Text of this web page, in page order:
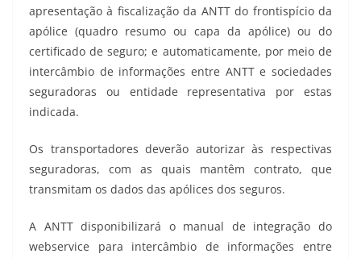
apresentação à fiscalização da ANTT do frontispício da
apólice (quadro resumo ou capa da apólice) ou do
certificado de seguro; e automaticamente, por meio de
intercâmbio de informações entre ANTT e sociedades
seguradoras ou entidade representativa por estas
indicada.
Os transportadores deverão autorizar às respectivas
seguradoras, com as quais mantêm contrato, que
transmitam os dados das apólices dos seguros.
A ANTT disponibilizará o manual de integração do
webservice para intercâmbio de informações entre